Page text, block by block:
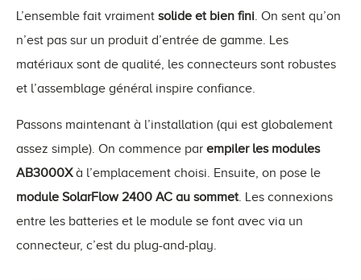
L’ensemble fait vraiment solide et bien fini. On sent qu’on
n’est pas sur un produit d’entrée de gamme. Les
matériaux sont de qualité, les connecteurs sont robustes
et l’assemblage général inspire confiance.
Passons maintenant à l’installation (qui est globalement
assez simple). On commence par empiler les modules
AB3000Xà l’emplacement choisi. Ensuite, on pose le
module SolarFlow 2400 AC au sommet. Les connexions
entre les batteries et le module se font avec via un
connecteur, c’est du plug-and-play.